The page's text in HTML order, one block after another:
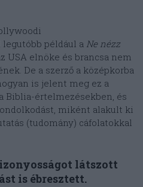
például a Ne nézz
elnöke és brancsa nem
De a szerző a középkorba
is jelent meg ez a
Biblia-értelmezésekben, és
miként alakult ki
(tudomány) cáfolatokkal
látszott
is ébresztett.